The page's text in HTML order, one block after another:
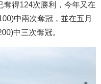
奪得124次勝利，今年又在
中兩次奪冠，並在五月
中三次奪冠。